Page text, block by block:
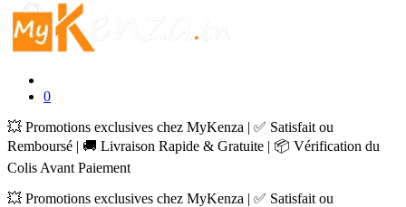
0
💥 Promotions exclusives chez MyKenza | ✅ Satisfait ou
Remboursé | 🚚 Livraison Rapide & Gratuite | 📦 Vérification du
Colis Avant Paiement
💥 Promotions exclusives chez MyKenza | ✅ Satisfait ou